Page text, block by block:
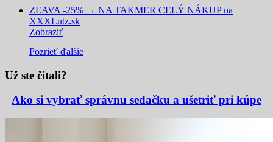
ZĽAVA -25% → NA TAKMER CELÝ NÁKUP na
XXXLutz.sk
Zobraziť
Pozrieť ďalšie
Už ste čítali?
Ako si vybrať správnu sedačku a ušetriť pri kúpe